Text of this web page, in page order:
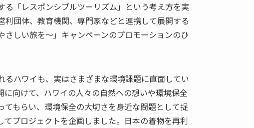
る「レスポンシブルツーリズム」という考え方を実
利団体、教育機関、専門家などと連携して展開する
さしい旅を〜」キャンペーンのプロモーションのひ
るハワイも、実はさまざまな環境課題に直面してい
に向けて、ハワイの人々の自然への想いや環境保全
てもらい、環境保全の大切さを身近な問題として捉
てプロジェクトを企画しました。日本の着物を再利